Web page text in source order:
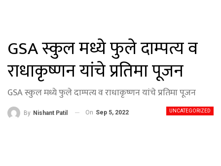
GSA स्कुल मध्ये फुले दाम्पत्य व
राधाकृष्णन यांचे प्रतिमा पूजन
GSA स्कुल मध्ये फुले दाम्पत्य व राधाकृष्णन यांचे प्रतिमा पूजन
UNCATEGORIZED
By Nishant Patil On Sep 5, 2022